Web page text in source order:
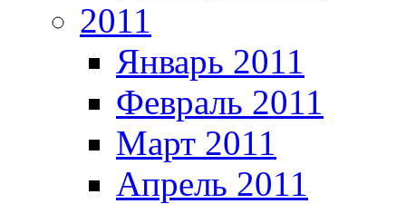
2011
Январь 2011
Февраль 2011
Март 2011
Апрель 2011